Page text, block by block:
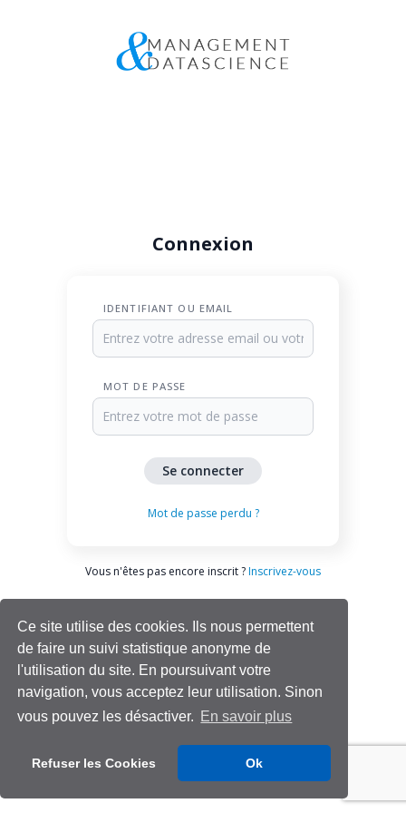
Ce site utilise des cookies. Ils nous permettent
de faire un suivi statistique anonyme de
l'utilisation du site. En poursuivant votre
navigation, vous acceptez leur utilisation. Sinon
vous pouvez les désactiver. En savoir plus
Refuser les Cookies Ok
Connexion
IDENTIFIANT OU EMAIL
MOT DE PASSE
Mot de passe perdu ?
Vous n'êtes pas encore inscrit ? Inscrivez-vous